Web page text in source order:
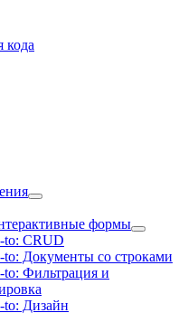
кода
формы
to: CRUD
Документы со строками
Фильтрация и
to: Дизайн